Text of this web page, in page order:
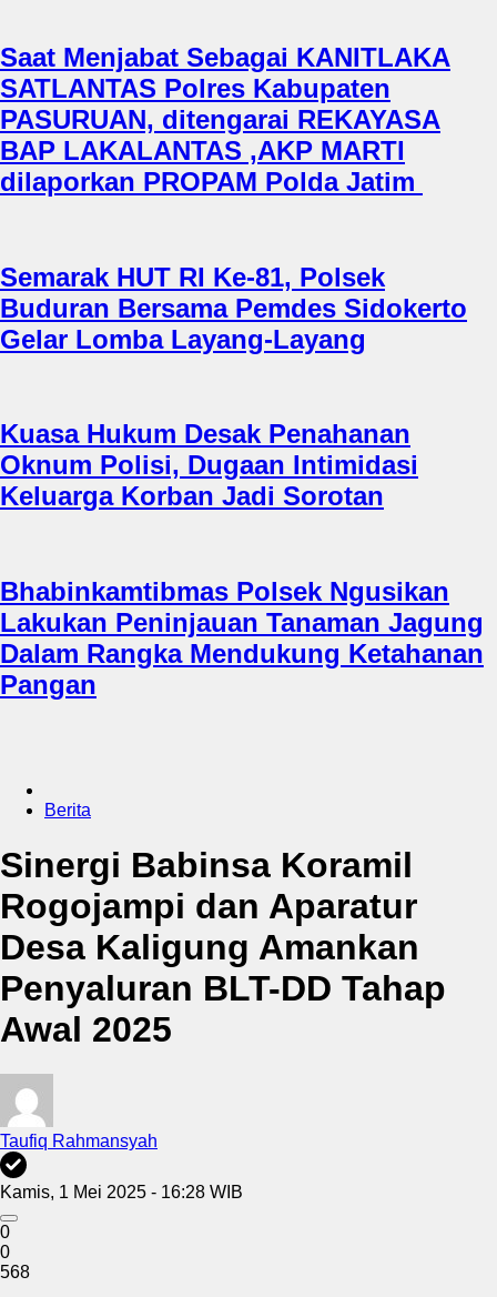
Saat Menjabat Sebagai KANITLAKA
SATLANTAS Polres Kabupaten
PASURUAN, ditengarai REKAYASA
BAP LAKALANTAS ,AKP MARTI
dilaporkan PROPAM Polda Jatim
Semarak HUT RI Ke-81, Polsek
Buduran Bersama Pemdes Sidokerto
Gelar Lomba Layang-Layang
Kuasa Hukum Desak Penahanan
Oknum Polisi, Dugaan Intimidasi
Keluarga Korban Jadi Sorotan
Bhabinkamtibmas Polsek Ngusikan
Lakukan Peninjauan Tanaman Jagung
Dalam Rangka Mendukung Ketahanan
Pangan
Berita
Sinergi Babinsa Koramil
Rogojampi dan Aparatur
Desa Kaligung Amankan
Penyaluran BLT-DD Tahap
Awal 2025
Taufiq Rahmansyah
Kamis, 1 Mei 2025 - 16:28 WIB
0
0
568